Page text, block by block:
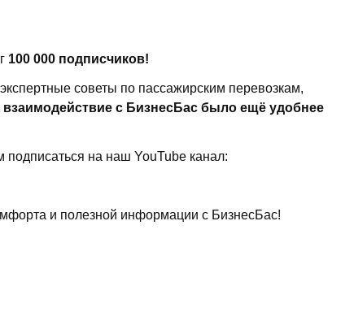
100 000 подписчиков!
советы по пассажирским перевозкам,
взаимодействие с БизнесБас было ещё удобнее
на наш YouTube канал:
и полезной информации с БизнесБас!